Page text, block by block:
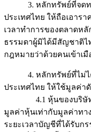
3. หลักทรัพย์ที่จดทะ
ประเทศไทย ให้ถือเอาร
เวลาทำการของตลาดห
ธรรมดาผู้มิได้มีสัญชาติ
กฎหมายว่าด้วยคนเข้าเมื
4. หลักทรัพย์ที่ไม่ได้จ
ประเทศไทย ให้ใช้มูลค่า
4.1 หุ้นของบริษัทห
มูลค่าหุ้นเท่ากับมูลค่าทา
ระยะเวลาบัญชีที่ได้รับก